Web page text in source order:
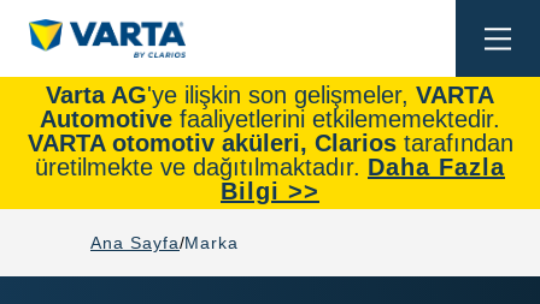
Varta AG'ye ilişkin son gelişmeler, VARTA
Automotive faaliyetlerini etkilememektedir.
VARTA otomotiv aküleri, Clarios tarafından
üretilmekte ve dağıtılmaktadır. Daha Fazla
Bilgi >>
Ana Sayfa Marka